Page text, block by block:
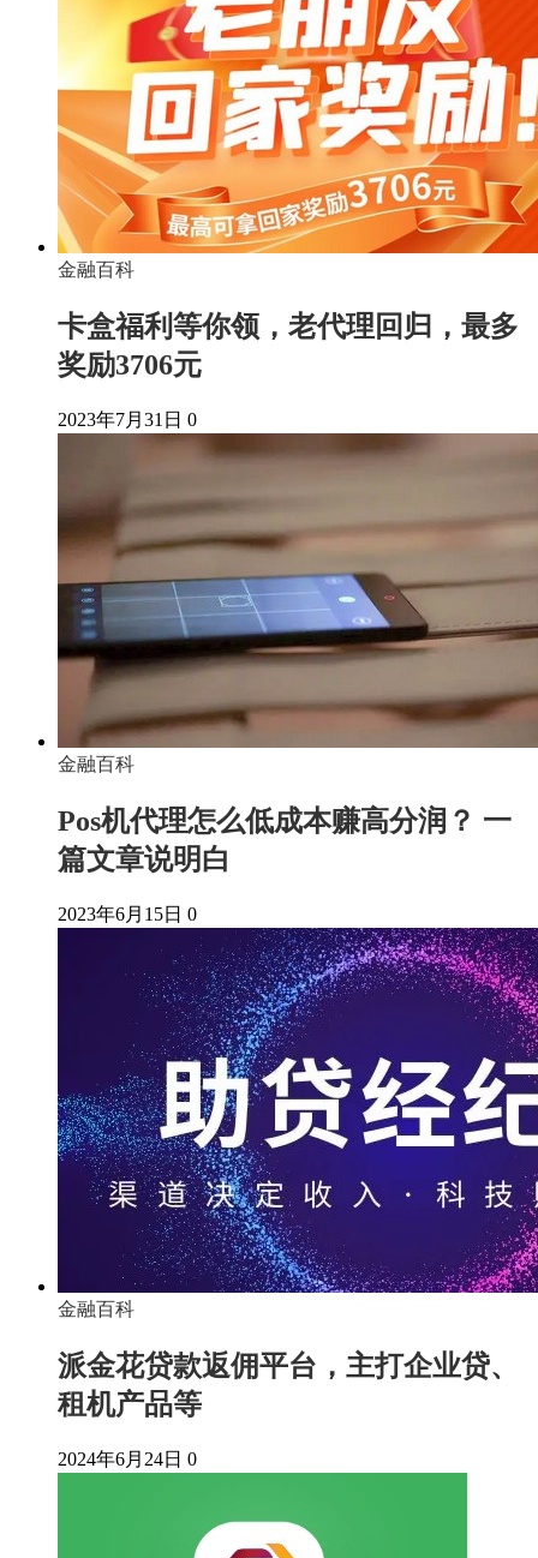
金融百科
卡盒福利等你领，老代理回归，最多
奖励3706元
2023年7月31日 0
金融百科
Pos机代理怎么低成本赚高分润？ 一
篇文章说明白
2023年6月15日 0
金融百科
派金花贷款返佣平台，主打企业贷、
租机产品等
2024年6月24日 0